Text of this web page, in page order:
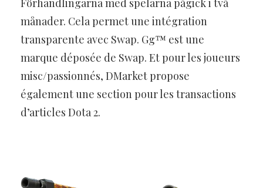
Förhandlingarna med spelarna pågick i två
månader. Cela permet une intégration
transparente avec Swap. Gg™ est une
marque déposée de Swap. Et pour les joueurs
misc/passionnés, DMarket propose
également une section pour les transactions
d’articles Dota 2.